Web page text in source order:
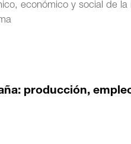
económico y social de la
producción,